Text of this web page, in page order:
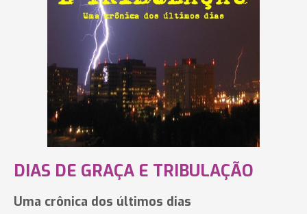
DIAS DE GRAÇA E TRIBULAÇÃO
Uma crônica dos últimos dias